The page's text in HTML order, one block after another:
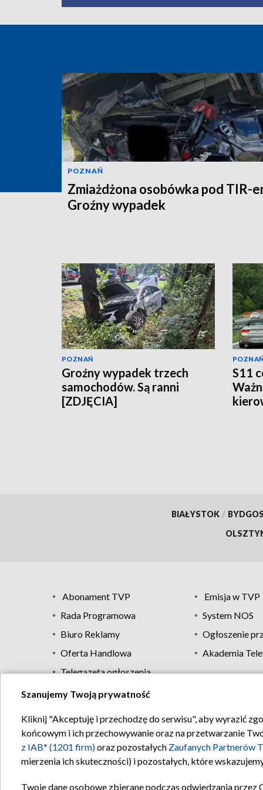
POZNAŃ
Zmiażdżona osobówka pod TIR-
Groźny wypadek
POZNAŃ
Groźny wypadek trzech
samochodów. Są ranni
[ZDJĘCIA]
POZNAŃ
S11
BIAŁYSTOK /
Abonament TVP Emisja w TVP
Rada Programowa
System NOS
Biuro Reklamy
Ogłoszenie
Oferta Handlowa
Akademia
Telegazeta ogłoszenia
Regulamin TVP
Szanujemy Twoją prywatność
Kliknij "Akceptuję i przechodzę do serwisu", aby wyrazić
końcowym i ich przechowywanie oraz na przetwarzanie
z IAB* (1201 firm)oraz pozostałych Zaufanych Partnerów
mierzenia ich skuteczności) i pozostałych, które
Twoje dane osobowe zbierane podczas odwiedzania przez